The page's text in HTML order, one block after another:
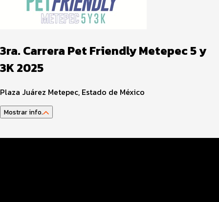
3ra. Carrera Pet Friendly Metepec 5 y
3K 2025
Plaza Juárez Metepec, Estado de México
Mostrar info.